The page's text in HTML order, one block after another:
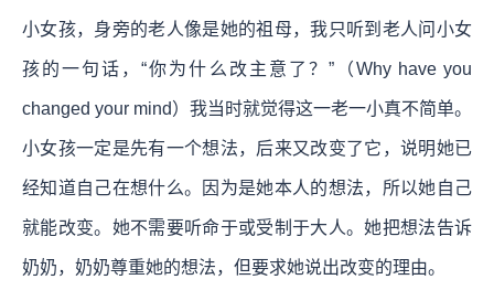
小女孩，身旁的老人像是她的祖母，我只听到老人问小女
孩的一句话，“你为什么改主意了？”（Why have you
changed your mind）我当时就觉得这一老一小真不简单。
小女孩一定是先有一个想法，后来又改变了它，说明她已
经知道自己在想什么。因为是她本人的想法，所以她自己
就能改变。她不需要听命于或受制于大人。她把想法告诉
奶奶，奶奶尊重她的想法，但要求她说出改变的理由。